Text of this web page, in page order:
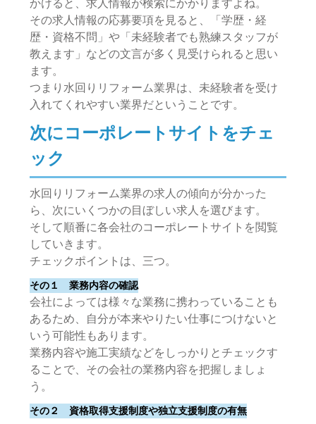
かけると、求人情報が検索にかかりますよね。
その求人情報の応募要項を見ると、「学歴・経
歴・資格不問」や「未経験者でも熟練スタッフが
教えます」などの文言が多く見受けられると思い
ます。
つまり水回りリフォーム業界は、未経験者を受け
入れてくれやすい業界だということです。
次にコーポレートサイトをチェ
ック
水回りリフォーム業界の求人の傾向が分かった
ら、次にいくつかの目ぼしい求人を選びます。
そして順番に各会社のコーポレートサイトを閲覧
していきます。
チェックポイントは、三つ。
その１ 業務内容の確認
会社によっては様々な業務に携わっていることも
あるため、自分が本来やりたい仕事につけないと
いう可能性もあります。
業務内容や施工実績などをしっかりとチェックす
ることで、その会社の業務内容を把握しましょ
う。
その２ 資格取得支援制度や独立支援制度の有無